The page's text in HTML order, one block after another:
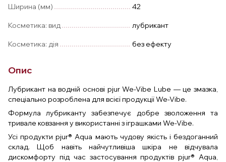
Ширина (мм) 42
Косметика: вид лубрикант
Косметика: дія без ефекту
Опис
Лубрикант на водній основі pjur We-Vibe Lube — це змазка,
спеціально розроблена для всієї продукції We-Vibe.
Формула лубриканту забезпечує добре зволоження та
тривале ковзання у використанні з іграшками We-Vibe.
Усі продукти pjur® Aqua мають чудову якість і бездоганний
склад. Щоб навіть найчутливіша шкіра не відчувала
дискомфорту під час застосування продуктів pjur® Aqua,